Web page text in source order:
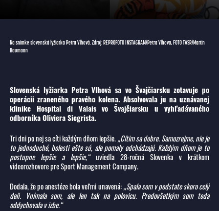
Na snímke slovenská lyžiarka Petra Vlhová. Zdroj: REPROFOTO INSTAGRAM/Petra Vlhova, FOTO TASR/Martin
Baumann
Slovenská lyžiarka Petra Vlhová sa vo Švajčiarsku zotavuje po
operácii zraneného pravého kolena. Absolvovala ju na uznávanej
klinike Hospital di Valais vo Švajčiarsku u vyhľadávaného
odborníka Oliviera Siegrista.
Tri dni po nej sa cíti každým dňom lepšie.„Cítim sa dobre. Samozrejme, nie je
to jednoduché, bolesti ešte sú, ale pomaly odchádzajú. Každým dňom je to
postupne lepšie a lepšie,“uviedla 28-ročná Slovenka v krátkom
videorozhovore pre Sport Management Company.
Dodala, že po anestéze bola veľmi unavená:„Spala som v podstate skoro celý
deň. Vnímala som, ale len tak na polovicu. Predovšetkým som teda
oddychovala v izbe.“